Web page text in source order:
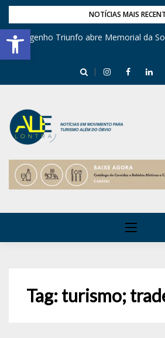
Barra de Ferramentas Aberta
NOTÍCIAS MAIS
Engenho Triunfo abre Memorial da
Tag:turismo;